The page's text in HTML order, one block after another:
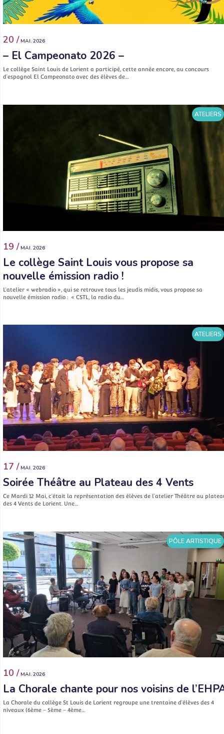
20 / MAI. 2026
– El Campeonato 2026 –
Le collège Saint Louis de Lorient a participé, cette année encore, au concours
d’espagnol El Campeonato avec des élèves de…
ATELIERS
19 / MAI. 2026
Le collège Saint Louis vous propose sa
nouvelle émission radio !
L’atelier « webradio », qui se retrouve tous les jeudis midis, vous propose sa
nouvelle émission radio : « CSTL, la radio du…
ATELIERS
17 / MAI. 2026
Soirée Théâtre au Plateau des 4 Vents
Ce Mardi 12 Mai, c’était la représentation des élèves de l’atelier Théâtre au
des 4 Vents de Lorient. Une…
PÔLE ARTISTIQUE
10 / MAI. 2026
La Chorale chante pour nos voisins de
La Chorale du collège St Louis de Lorient regroupe une trentaine d’élèves des 4
niveaux (6ème – 5ème – 4ème…